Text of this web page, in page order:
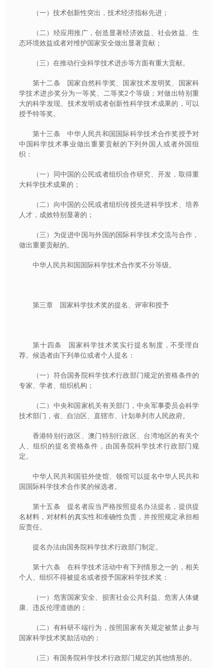
（一）技术创新性突出，技术经济指标先进；
（二）经应用推广，创造显著经济效益、社会效益、生
态环境效益或者对维护国家安全做出显著贡献；
（三）在推动行业科学技术进步等方面有重大贡献。
第十二条 国家自然科学奖、国家技术发明奖、国家科
学技术进步奖分为一等奖、二等奖2个等级；对做出特别重
大的科学发现、技术发明或者创新性科学技术成果的，可以
授予特等奖。
第十三条 中华人民共和国国际科学技术合作奖授予对
中国科学技术事业做出重要贡献的下列外国人或者外国组
织：
（一）同中国的公民或者组织合作研究、开发，取得重
大科学技术成果的；
（二）向中国的公民或者组织传授先进科学技术、培养
人才，成效特别显著的；
（三）为促进中国与外国的国际科学技术交流与合作，
做出重要贡献的。
中华人民共和国国际科学技术合作奖不分等级。
第三章 国家科学技术奖的提名、评审和授予
第十四条 国家科学技术奖实行提名制度，不受理自
荐。候选者由下列单位或者个人提名：
（一）符合国务院科学技术行政部门规定的资格条件的
专家、学者、组织机构；
（二）中央和国家机关有关部门，中央军事委员会科学
技术部门，省、自治区、直辖市、计划单列市人民政府。
香港特别行政区、澳门特别行政区、台湾地区的有关个
人、组织的提名资格条件，由国务院科学技术行政部门规
定。
中华人民共和国驻外使馆、领馆可以提名中华人民共和
国国际科学技术合作奖的候选者。
第十五条 提名者应当严格按照提名办法提名，提供提
名材料，对材料的真实性和准确性负责，并按照规定承担相
应责任。
提名办法由国务院科学技术行政部门制定。
第十六条 在科学技术活动中有下列情形之一的，相关
个人、组织不得被提名或者授予国家科学技术奖：
（一）危害国家安全、损害社会公共利益、危害人体健
康、违反伦理道德的；
（二）有科研不端行为，按照国家有关规定被禁止参与
国家科学技术奖励活动的；
（三）有国务院科学技术行政部门规定的其他情形的。